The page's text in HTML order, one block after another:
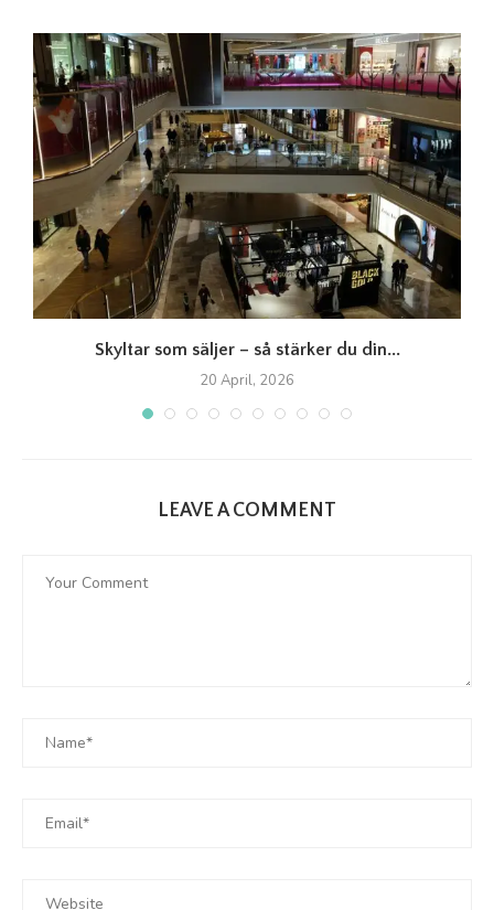
Skyltar som säljer – så stärker du din...
20 April, 2026
LEAVE A COMMENT